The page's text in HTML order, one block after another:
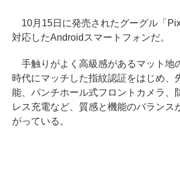
10月15日に発売されたグーグル「
対応したAndroidスマートフォンだ。
手触りがよく高級感があるマット地
時代にマッチした指紋認証をはじめ、
能、パンチホール式フロントカメラ、
レス充電など、質感と機能のバランス
がっている。